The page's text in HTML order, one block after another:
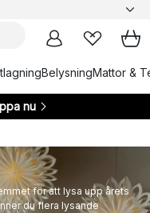
BelysningMattor &
nu
för att lysa upp årets
du flera lysande